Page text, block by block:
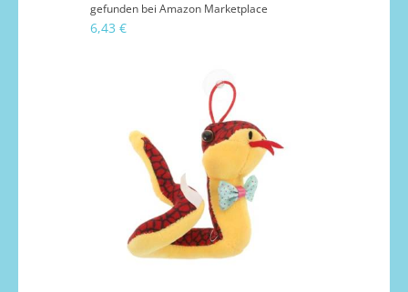
gefunden bei Amazon Marketplace
6,43 €